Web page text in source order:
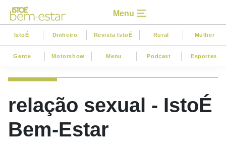
Menu
IstoÉ Dinheiro Revista IstoÉ Rural Mulher
Gente Motorshow Menu Podcast Esportes
relação sexual - IstoÉ
Bem-Estar